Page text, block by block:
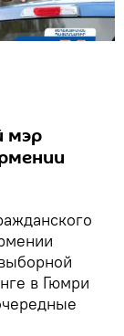
мэр
в Гюмри